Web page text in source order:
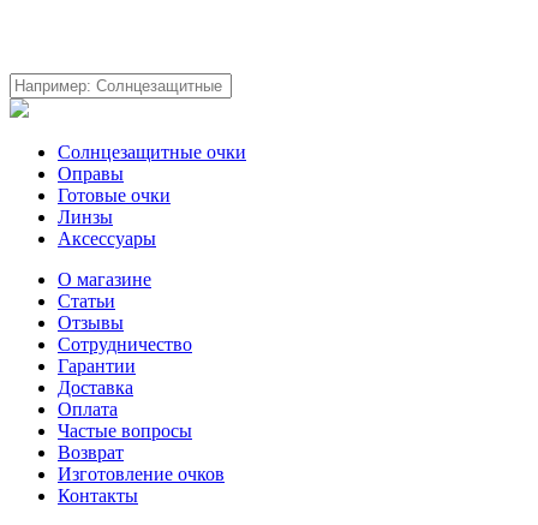
Солнцезащитные очки
Оправы
Готовые очки
Линзы
Аксессуары
О магазине
Статьи
Отзывы
Сотрудничество
Гарантии
Доставка
Оплата
Частые вопросы
Возврат
Изготовление очков
Контакты